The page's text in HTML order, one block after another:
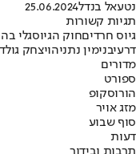
נטעאל בנדל25.06.2024
תגיות קשורות
גיוס חרדיםחוק הגיוסגלי
דרעיבנימין נתניהויצחק
מדורים
ספורט
הורוסקופ
מזג אויר
סוף שבוע
דעות